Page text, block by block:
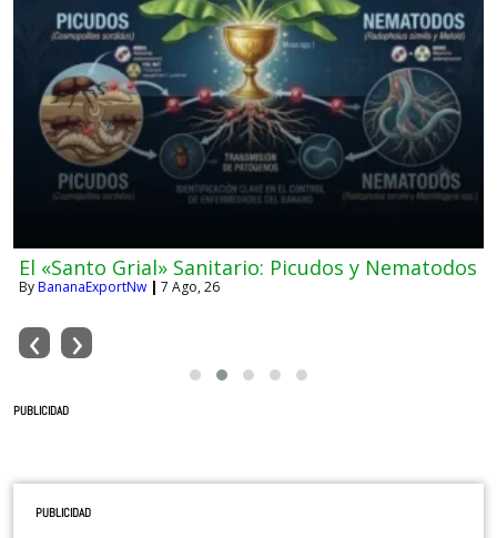
El «Santo Grial» Sanitario: Picudos y Nematodos
ByBananaExportNw | 7 Ago, 26
‹ ›
PUBLICIDAD
PUBLICIDAD